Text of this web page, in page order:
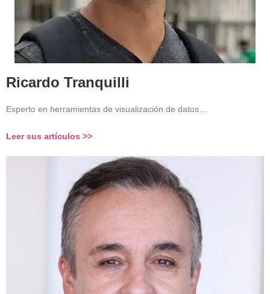
Ricardo Tranquilli
Experto en herramientas de visualización de datos…
Leer sus artículos >>